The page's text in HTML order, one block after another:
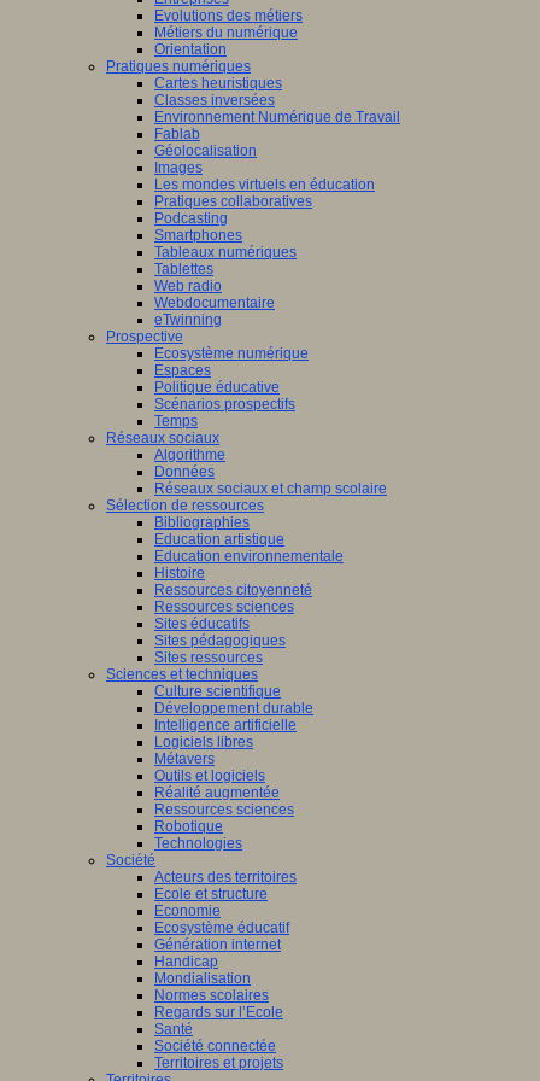
Evolutions des métiers
Métiers du numérique
Orientation
Pratiques numériques
Cartes heuristiques
Classes inversées
Environnement Numérique de Travail
Fablab
Géolocalisation
Images
Les mondes virtuels en éducation
Pratiques collaboratives
Podcasting
Smartphones
Tableaux numériques
Tablettes
Web radio
Webdocumentaire
eTwinning
Prospective
Ecosystème numérique
Espaces
Politique éducative
Scénarios prospectifs
Temps
Réseaux sociaux
Algorithme
Données
Réseaux sociaux et champ scolaire
Sélection de ressources
Bibliographies
Education artistique
Education environnementale
Histoire
Ressources citoyenneté
Ressources sciences
Sites éducatifs
Sites pédagogiques
Sites ressources
Sciences et techniques
Culture scientifique
Développement durable
Intelligence artificielle
Logiciels libres
Métavers
Outils et logiciels
Réalité augmentée
Ressources sciences
Robotique
Technologies
Société
Acteurs des territoires
Ecole et structure
Economie
Ecosystème éducatif
Génération internet
Handicap
Mondialisation
Normes scolaires
Regards sur l’Ecole
Santé
Société connectée
Territoires et projets